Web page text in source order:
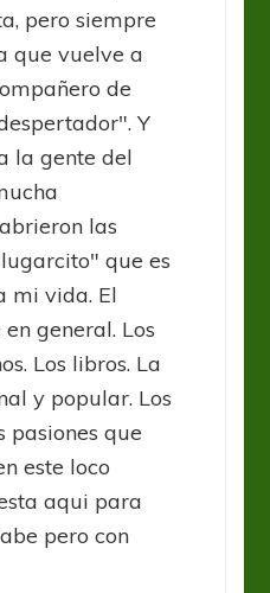
pero siempre
que vuelve a
de
Y
la gente del
las
que es
mi vida. El
general. Los
Los libros. La
y popular. Los
pasiones que
este loco
aqui para
pero con